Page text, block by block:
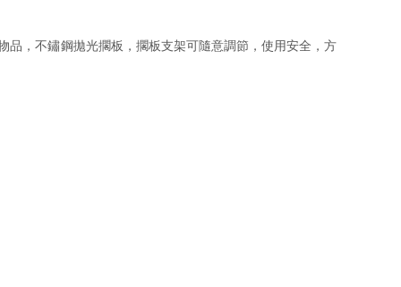
品，不鏽鋼拋光擱板，擱板支架可隨意調節，使用安全，方